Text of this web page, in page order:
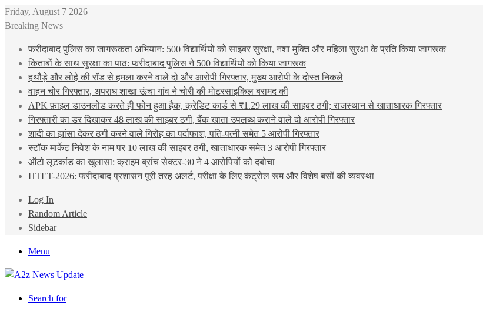
Friday, August 7 2026
Breaking News
फरीदाबाद पुलिस का जागरूकता अभियान: 500 विद्यार्थियों को साइबर सुरक्षा, नशा मुक्ति और महिला सुरक्षा के प्रति किया जागरूक
किताबों के साथ सुरक्षा का पाठ: फरीदाबाद पुलिस ने 500 विद्यार्थियों को किया जागरूक
हथौड़े और लोहे की रॉड से हमला करने वाले दो और आरोपी गिरफ्तार, मुख्य आरोपी के दोस्त निकले
वाहन चोर गिरफ्तार, अपराध शाखा ऊंचा गांव ने चोरी की मोटरसाइकिल बरामद की
APK फ़ाइल डाउनलोड करते ही फोन हुआ हैक, क्रेडिट कार्ड से ₹1.29 लाख की साइबर ठगी; राजस्थान से खाताधारक गिरफ्तार
गिरफ्तारी का डर दिखाकर 48 लाख की साइबर ठगी, बैंक खाता उपलब्ध कराने वाले दो आरोपी गिरफ्तार
शादी का झांसा देकर ठगी करने वाले गिरोह का पर्दाफाश, पति-पत्नी समेत 5 आरोपी गिरफ्तार
स्टॉक मार्केट निवेश के नाम पर 10 लाख की साइबर ठगी, खाताधारक समेत 3 आरोपी गिरफ्तार
ऑटो लूटकांड का खुलासा: क्राइम ब्रांच सेक्टर-30 ने 4 आरोपियों को दबोचा
HTET-2026: फरीदाबाद प्रशासन पूरी तरह अलर्ट, परीक्षा के लिए कंट्रोल रूम और विशेष बसों की व्यवस्था
Log In
Random Article
Sidebar
Menu
Search for